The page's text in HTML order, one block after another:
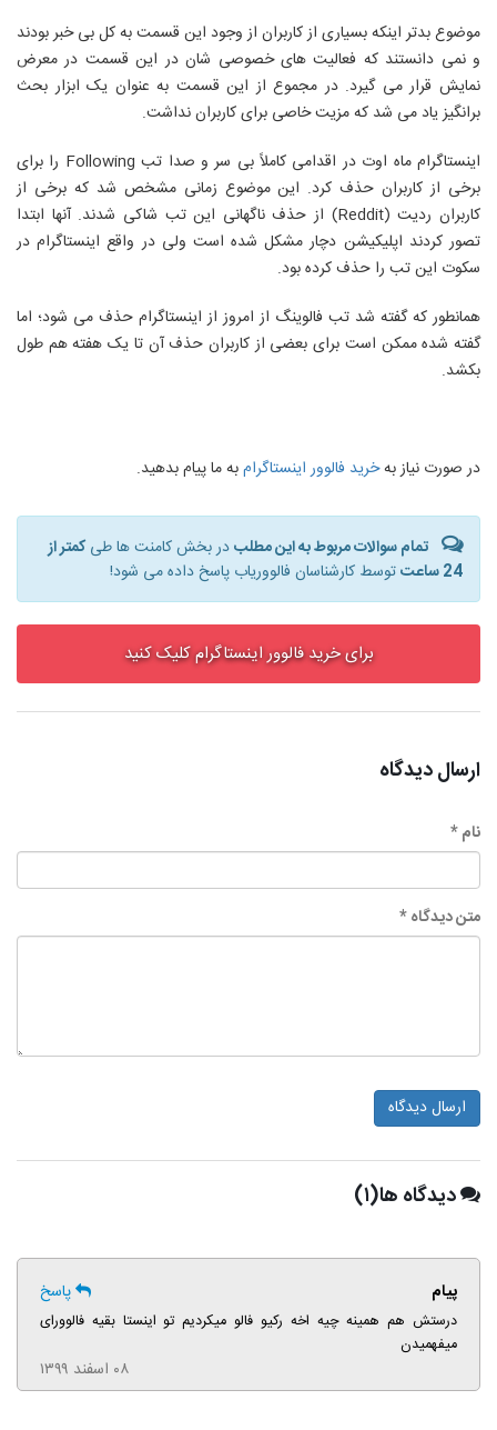
موضوع بدتر اینکه بسیاری از کاربران از وجود این قسمت به کل بی خبر بودند
و نمی دانستند که فعالیت های خصوصی شان در این قسمت در معرض
نمایش قرار می گیرد. در مجموع از این قسمت به عنوان یک ابزار بحث
برانگیز یاد می شد که مزیت خاصی برای کاربران نداشت.
اینستاگرام ماه اوت در اقدامی کاملاً بی سر و صدا تب Following را برای
برخی از کاربران حذف کرد. این موضوع زمانی مشخص شد که برخی از
کاربران ردیت (Reddit) از حذف ناگهانی این تب شاکی شدند. آنها ابتدا
تصور کردند اپلیکیشن دچار مشکل شده است ولی در واقع اینستاگرام در
سکوت این تب را حذف کرده بود.
همانطور که گفته شد تب فالوینگ از امروز از اینستاگرام حذف می شود؛ اما
گفته شده ممکن است برای بعضی از کاربران حذف آن تا یک هفته هم طول
بکشد.
در صورت نیاز بهخرید فالوور اینستاگرامبه ما پیام بدهید.
تمام سوالات مربوط به این مطلبدر بخش کامنت ها طیکمتر از
24 ساعت
توسط کارشناسان فالووریاب پاسخ داده می شود!
برای خرید فالوور اینستاگرام کلیک کنید
ارسال دیدگاه
نام *
متن دیدگاه *
ارسال دیدگاه
دیدگاه ها(۱)
پیام پاسخ
درستش هم همینه چیه اخه رکیو فالو میکردیم تو اینستا بقیه فالوورای
میفهمیدن
۰۸ اسفند ۱۳۹۹